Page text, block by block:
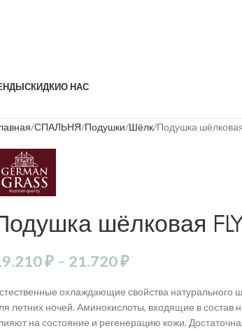
СКИДКИО НАС
СПАЛЬНЯ Подушки Шёлк Подушка
шёлковая FLY
₽ – 21.720₽
охлаждающие свойства натурального
летних ночей. Аминокислоты, входящие в состав
на состояние и регенерацию кожи.